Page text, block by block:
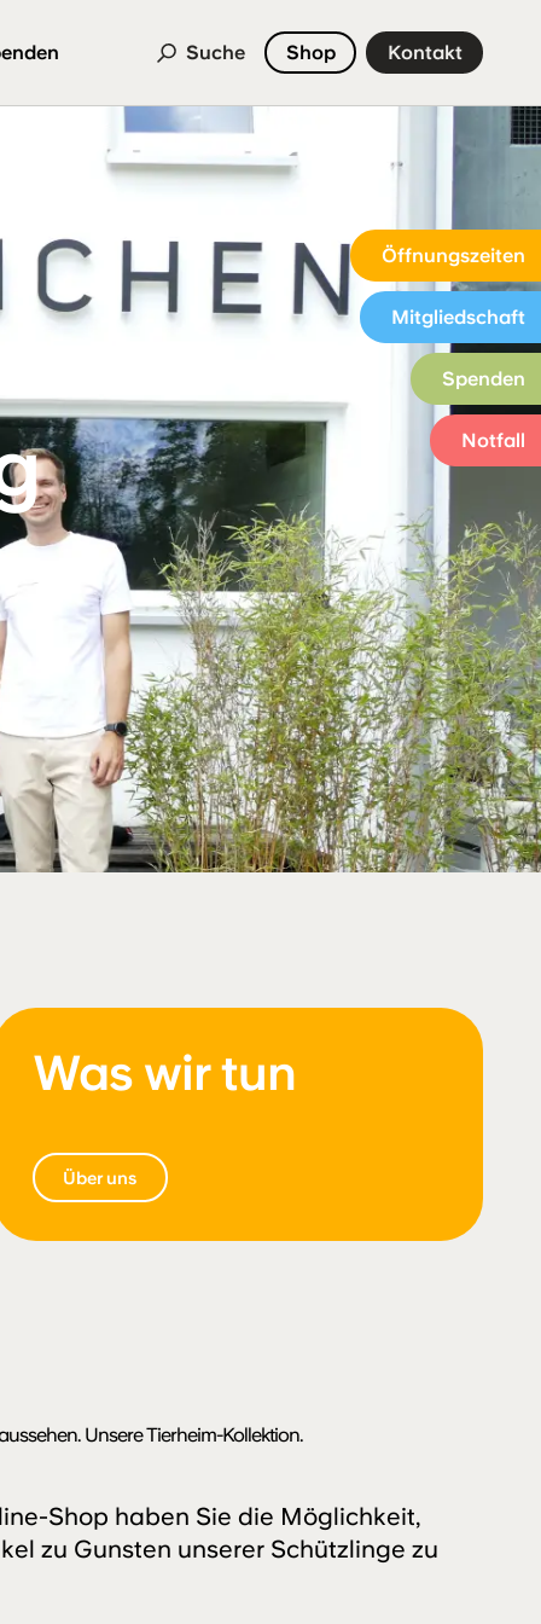
Öffnungszeiten
Mitgliedschaft
Spenden
Notfall
Suche Shop Kontakt
Was wir tun
Über uns
Unsere Tierheim-Kollektion.
Shop haben Sie die Möglichkeit,
zu Gunsten unserer Schützlinge zu